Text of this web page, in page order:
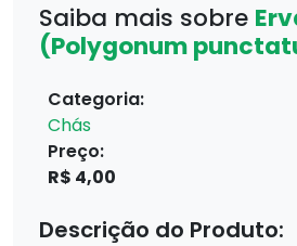
Saiba mais sobre
(Polygonum
Categoria:
Chás
Preço:
R$ 4,00
Descrição do Produto: